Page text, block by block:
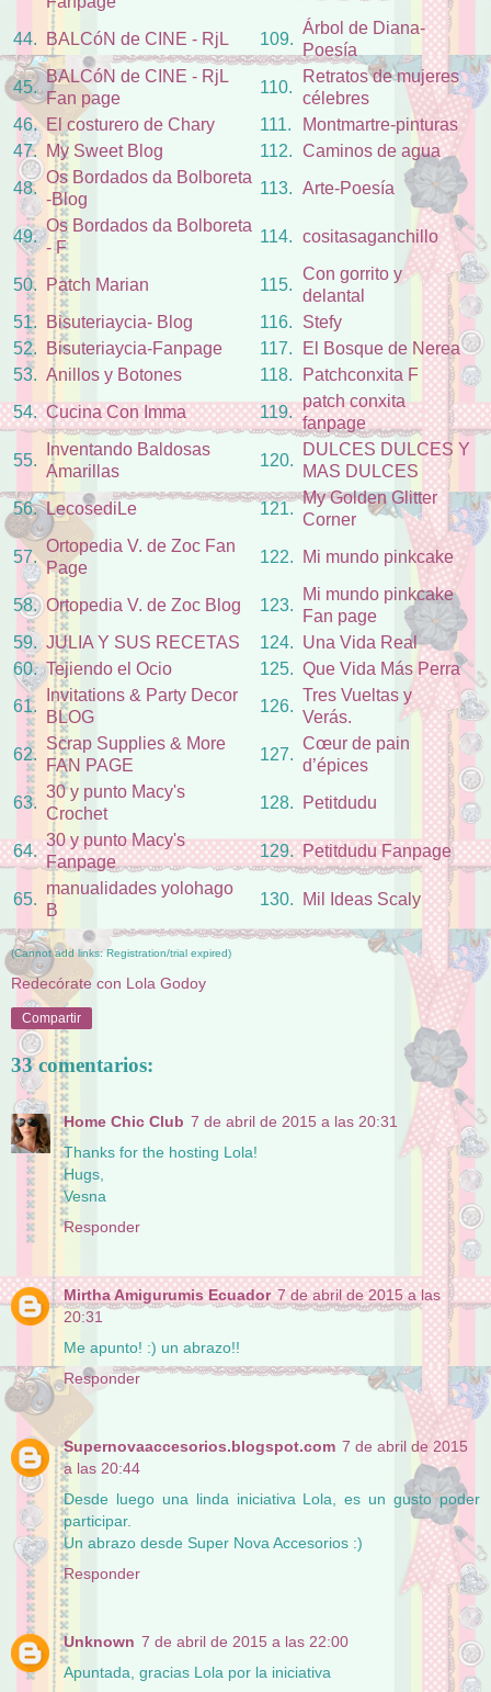
44.
BALCóN de CINE - RjL 109.
Árbol de Diana-
Poesía
45.
BALCóN de CINE - RjL
Fan page
110.
Retratos de mujeres
célebres
46. El costurero de Chary 111.
Montmartre-pinturas
47. My Sweet Blog 112. Caminos de agua
48.
Os Bordados da Bolboreta
-Blog
113. Arte-Poesía
49.
Os Bordados da Bolboreta
- F
114. cositasaganchillo
50. Patch Marian 115.
Con gorrito y
delantal
51.
Bisuteriaycia- Blog 116.
Stefy
52.
Bisuteriaycia-Fanpage 117.
El Bosque de Nerea
53. Anillos y Botones 118.
Patchconxita F
54. Cucina Con Imma 119.
patch conxita
fanpage
55.
Inventando Baldosas
Amarillas
120.
DULCES DULCES Y
MAS DULCES
56. LecosediLe 121.
My Golden Glitter
Corner
57.
Ortopedia V. de Zoc Fan
Page
122. Mi mundo pinkcake
58. Ortopedia V. de Zoc Blog 123.
Mi mundo pinkcake
Fan page
59. JULIA Y SUS RECETAS 124. Una Vida Real
60. Tejiendo el Ocio 125. Que Vida Más Perra
61.
Invitations & Party Decor
BLOG
126.
Tres Vueltas y
Verás.
62.
Scrap Supplies & More
FAN PAGE
127.
Cœur de pain
d’épices
63.
30 y punto Macy's
Crochet
128. Petitdudu
64.
30 y punto Macy's
Fanpage
129. Petitdudu Fanpage
65.
manualidades yolohago
B
130. Mil Ideas Scaly
(Cannot add links: Registration/trial expired)
Redecórate con Lola Godoy
Compartir
33 comentarios:
Home Chic Club 7 de abril de 2015 a las 20:31
Thanks for the hosting Lola!
Hugs,
Vesna
Responder
Mirtha Amigurumis Ecuador 7 de abril de 2015 a las
20:31
Me apunto! :) un abrazo!!
Responder
Supernovaaccesorios.blogspot.com 7 de abril de 2015
a las 20:44
Desde luego una linda iniciativa Lola, es un gusto poder
participar.
Un abrazo desde Super Nova Accesorios :)
Responder
Unknown 7 de abril de 2015 a las 22:00
Apuntada, gracias Lola por la iniciativa